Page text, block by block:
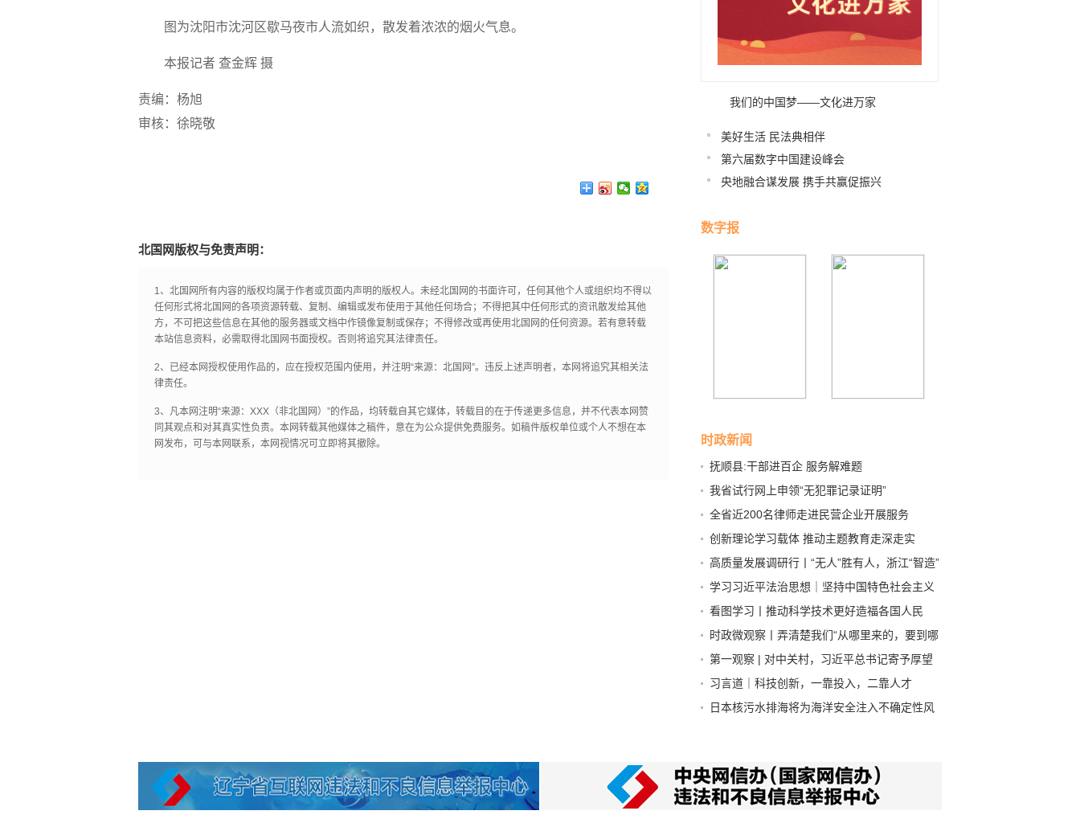
图为沈阳市沈河区歇马夜市人流如织，散发着浓浓的烟火气息。
本报记者 查金辉 摄
责编：杨旭
审核：徐晓敬
北国网版权与免责声明：
1、北国网所有内容的版权均属于作者或页面内声明的版权人。未经北国网的书面许可，任何其他个人或组织均不得以
任何形式将北国网的各项资源转载、复制、编辑或发布使用于其他任何场合；不得把其中任何形式的资讯散发给其他
方，不可把这些信息在其他的服务器或文档中作镜像复制或保存；不得修改或再使用北国网的任何资源。若有意转载
本站信息资料，必需取得北国网书面授权。否则将追究其法律责任。
2、已经本网授权使用作品的，应在授权范围内使用，并注明“来源：北国网”。违反上述声明者，本网将追究其相关法
律责任。
3、凡本网注明“来源：XXX（非北国网）”的作品，均转载自其它媒体，转载目的在于传递更多信息，并不代表本网赞
同其观点和对其真实性负责。本网转载其他媒体之稿件，意在为公众提供免费服务。如稿件版权单位或个人不想在本
网发布，可与本网联系，本网视情况可立即将其撤除。
我们的中国梦——文化进万家
美好生活 民法典相伴
第六届数字中国建设峰会
央地融合谋发展 携手共赢促振兴
数字报
时政新闻
抚顺县:干部进百企 服务解难题
我省试行网上申领“无犯罪记录证明”
全省近200名律师走进民营企业开展服务
创新理论学习载体 推动主题教育走深走实
高质量发展调研行丨“无人”胜有人，浙江“智造”
加速跑
学习习近平法治思想｜坚持中国特色社会主义
法治道路
看图学习丨推动科学技术更好造福各国人民
时政微观察丨弄清楚我们“从哪里来的，要到哪
里去”
第一观察 | 对中关村，习近平总书记寄予厚望
习言道｜科技创新，一靠投入，二靠人才
日本核污水排海将为海洋安全注入不确定性风